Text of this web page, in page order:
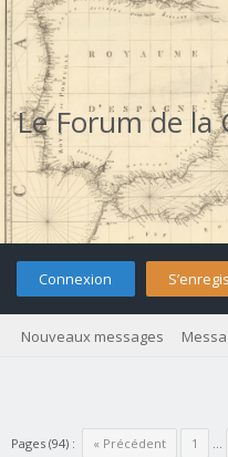
Le Forum de la
Connexion
Nouveaux messages
Pages (94) : « Précédent 1 …